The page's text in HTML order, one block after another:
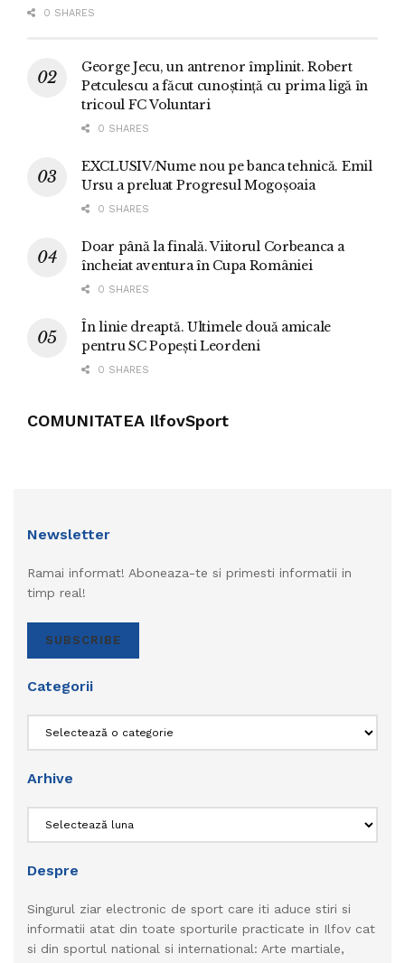
0 SHARES
George Jecu, un antrenor împlinit. Robert
Petculescu a făcut cunoștință cu prima ligă în
tricoul FC Voluntari
0 SHARES
EXCLUSIV/Nume nou pe banca tehnică. Emil
Ursu a preluat Progresul Mogoșoaia
0 SHARES
Doar până la finală. Viitorul Corbeanca a
încheiat aventura în Cupa României
0 SHARES
În linie dreaptă. Ultimele două amicale
pentru SC Popești Leordeni
0 SHARES
COMUNITATEA IlfovSport
Newsletter
Ramai informat! Aboneaza-te si primesti informatii in
timp real!
SUBSCRIBE
Categorii
Arhive
Despre
Singurul ziar electronic de sport care iti aduce stiri si
informatii atat din toate sporturile practicate in Ilfov cat
si din sportul national si international: Arte martiale,